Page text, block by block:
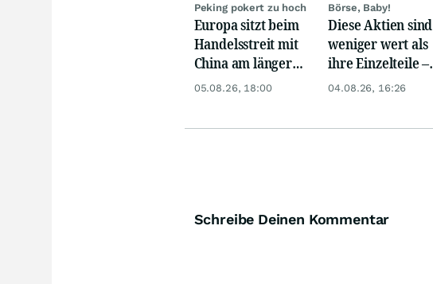
Peking pokert zu hoch
Europa sitzt beim
Handelsstreit mit
China am längeren
Hebel
05.08.26, 18:00
Börse, Baby!
Diese Aktien sind
weniger wert als
ihre Einzelteile –
Chance oder Falle?
04.08.26, 16:26
Schreibe Deinen Kommentar